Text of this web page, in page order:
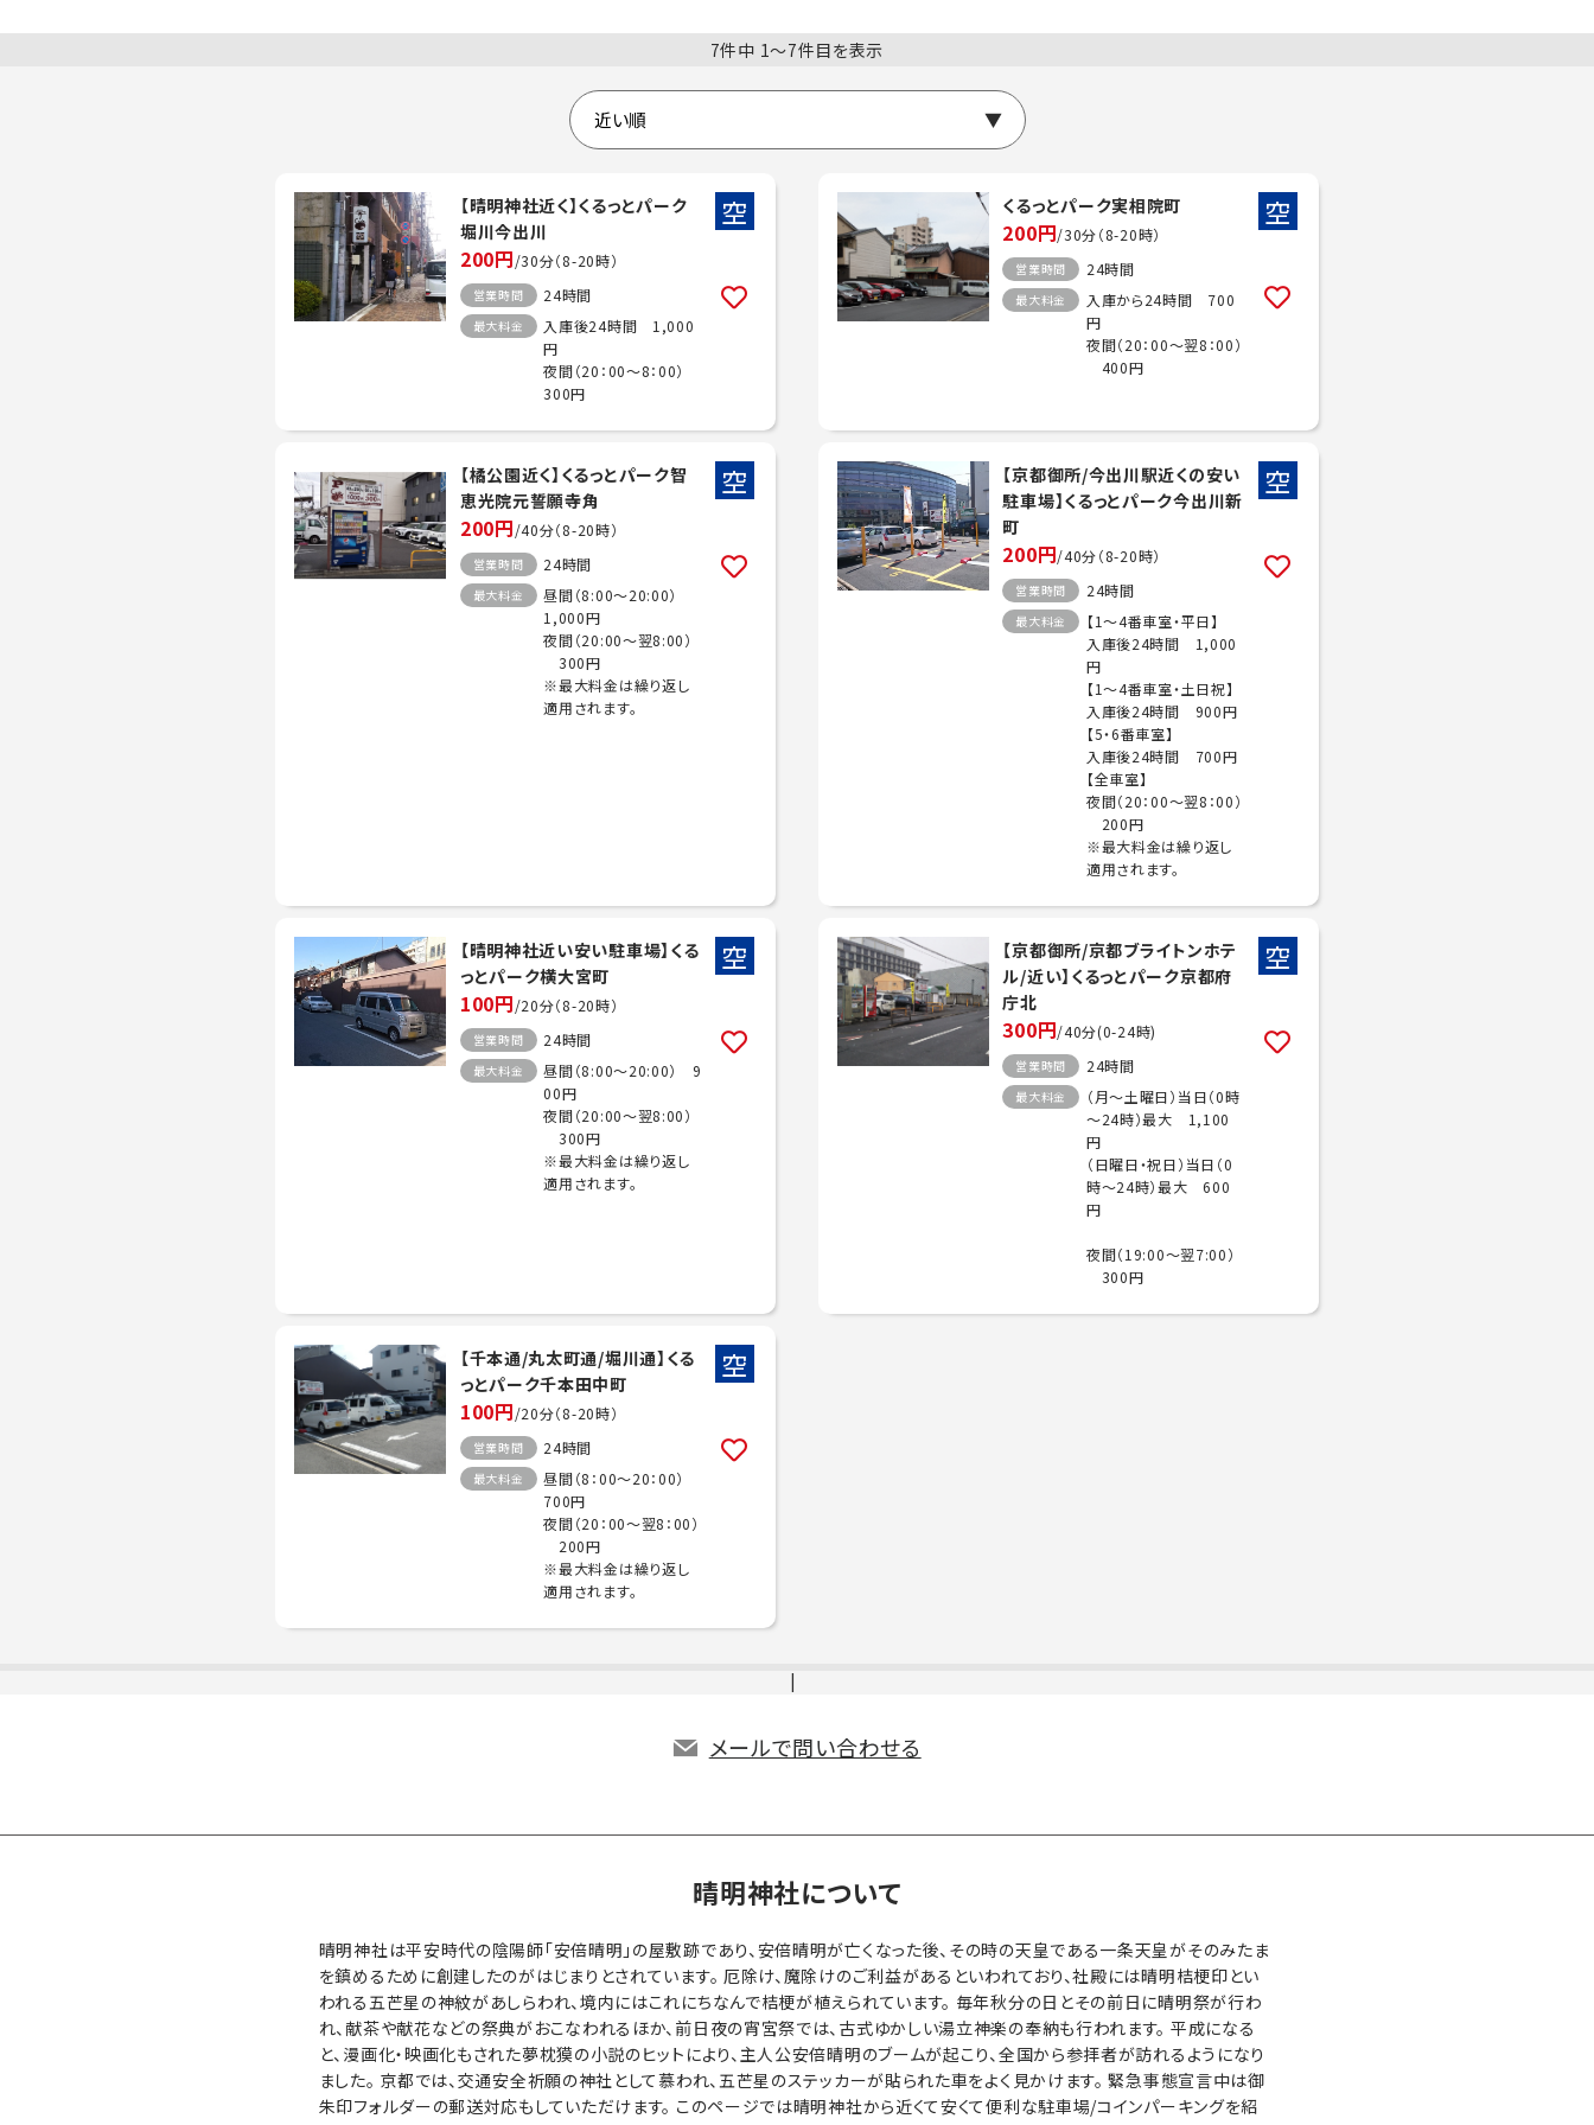
7件中 1〜7件目を表示
【晴明神社近く】くるっとパーク
堀川今出川
200円/30分（8-20時）
営業時間 24時間
最大料金
入庫後24時間 1,000
円
夜間（20：00～8：00）
300円
空 くるっとパーク実相院町
200円/30分（8-20時）
営業時間 24時間
最大料金
入庫から24時間 700
円
夜間（20：00～翌8：00）
400円
空
【橘公園近く】くるっとパーク智
恵光院元誓願寺角
200円/40分（8-20時）
営業時間 24時間
最大料金
昼間（8:00～20:00）
1,000円
夜間（20:00～翌8:00）
300円
※最大料金は繰り返し
適用されます。
空
【京都御所/今出川駅近くの安い
駐車場】くるっとパーク今出川新
町
200円/40分（8-20時）
営業時間 24時間
最大料金
【1～4番車室・平日】
入庫後24時間 1,000
円
【1～4番車室・土日祝】
入庫後24時間 900円
【5・6番車室】
入庫後24時間 700円
【全車室】
夜間（20：00～翌8：00）
200円
※最大料金は繰り返し
適用されます。
空
【晴明神社近い安い駐車場】くる
っとパーク横大宮町
100円/20分（8-20時）
営業時間 24時間
最大料金
昼間（8:00～20:00） 9
00円
夜間（20:00～翌8:00）
300円
※最大料金は繰り返し
適用されます。
空
【京都御所/京都ブライトンホテ
ル/近い】くるっとパーク京都府
庁北
300円/40分(0-24時)
営業時間 24時間
最大料金
（月～土曜日）当日（0時
～24時）最大 1,100
円
（日曜日・祝日）当日（0
時～24時）最大 600
円
夜間（19:00～翌7:00）
300円
空
【千本通/丸太町通/堀川通】くる
っとパーク千本田中町
100円/20分（8-20時）
営業時間 24時間
最大料金
昼間（8：00～20：00）
700円
夜間（20：00～翌8：00）
200円
※最大料金は繰り返し
適用されます。
空
メールで問い合わせる
晴明神社について
晴明神社は平安時代の陰陽師「安倍晴明」の屋敷跡であり、安倍晴明が亡くなった後、その時の天皇である一条天皇がそのみたま
を鎮めるために創建したのがはじまりとされています。 厄除け、魔除けのご利益があるといわれており、社殿には晴明桔梗印とい
われる五芒星の神紋があしらわれ、境内にはこれにちなんで桔梗が植えられています。 毎年秋分の日とその前日に晴明祭が行わ
れ、献茶や献花などの祭典がおこなわれるほか、前日夜の宵宮祭では、古式ゆかしい湯立神楽の奉納も行われます。 平成になる
と、漫画化・映画化もされた夢枕獏の小説のヒットにより、主人公安倍晴明のブームが起こり、全国から参拝者が訪れるようになり
ました。 京都では、交通安全祈願の神社として慕われ、五芒星のステッカーが貼られた車をよく見かけます。 緊急事態宣言中は御
朱印フォルダーの郵送対応もしていただけます。 このページでは晴明神社から近くて安くて便利な駐車場/コインパーキングを紹